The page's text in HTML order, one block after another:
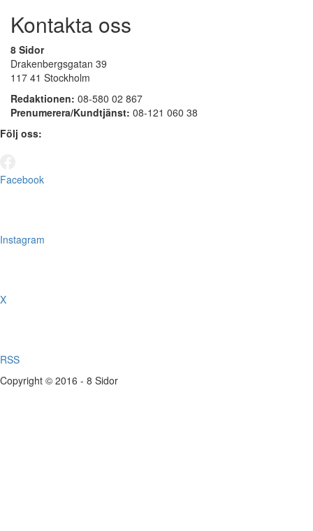
Kontakta oss
8 Sidor
Drakenbergsgatan 39
117 41 Stockholm
Redaktionen: 08-580 02 867
Prenumerera/Kundtjänst: 08-121 060 38
Följ oss:
Facebook
Instagram
X
RSS
Copyright © 2016 - 8 Sidor